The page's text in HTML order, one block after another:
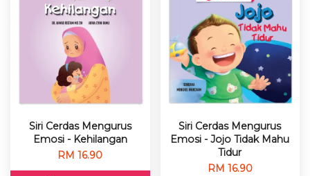
Siri Cerdas Mengurus
Emosi - Kehilangan
RM 16.90
Siri Cerdas Mengurus
Emosi - Jojo Tidak Mahu
Tidur
RM 16.90